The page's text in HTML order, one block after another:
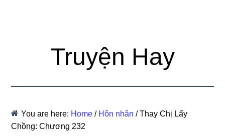
Truyện Hay
You are here: Home / Hôn nhân /Thay Chị Lấy
Chồng: Chương 232